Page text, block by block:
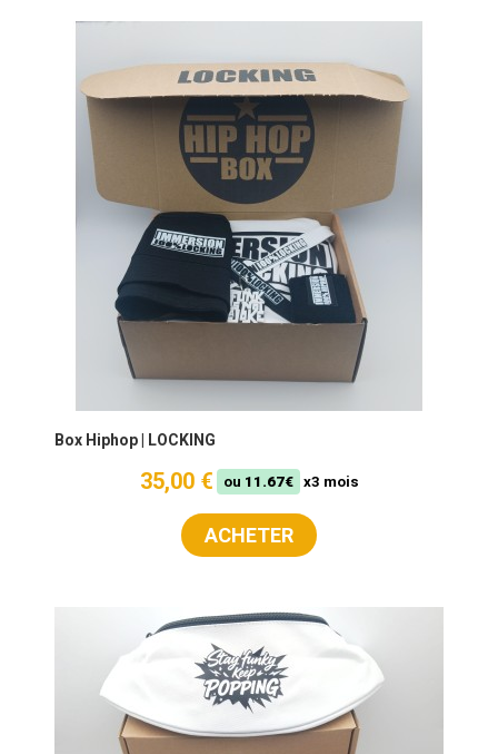
Box Hiphop | LOCKING
35,00 € ou 11.67€ x3 mois
ACHETER